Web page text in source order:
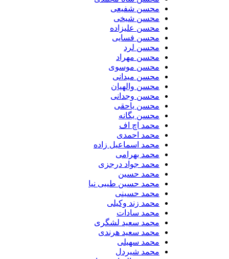
محسن شفیعی
محسن شیخی
محسن علیزاده
محسن فسایی
محسن لرد
محسن مهراد
محسن موسوی
محسن میدانی
محسن والهیان
محسن وجدانی
محسن یاحقی
محسن یگانه
محمد اچ اف
محمد احمدی
محمد اسماعیل زاده
محمد بهرامی
محمد جواد درجزی
محمد حسین
محمد حسین طیبی نیا
محمد حسینی
محمد زند وکیلی
محمد سادات
محمد سعید لشگری
محمد سعید هرندی
محمد سهیلی
​محمد شیردل